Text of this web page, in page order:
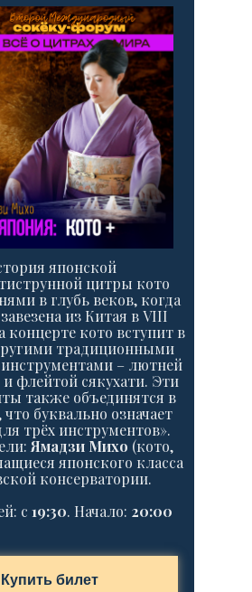
японской
цитры кото
в глубь веков, когда
из Китая в VIII
концерте кото вступит в
традиционными
– лютней
флейтой сякухати. Эти
также объединятся в
что буквально означает
трёх инструментов».
Ямадзи Михо (кото,
японского класса
консерватории.
c 19:30. Начало: 20:00
Купить билет